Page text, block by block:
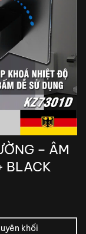
– ÂM
BLACK
khối